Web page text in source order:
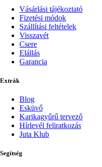
Vásárlási tájékoztató
Fizetési módok
Szállítási feltételek
Visszavét
Csere
Elállás
Garancia
Extrák
Blog
Esküvő
Karikagyűrű tervező
Hírlevél feliratkozás
Juta Klub
Segítség